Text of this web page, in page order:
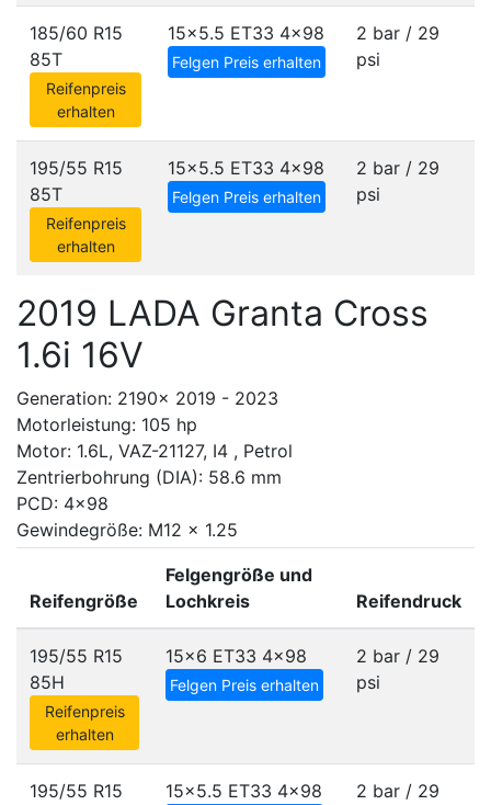
185/60 R15
85T
Reifenpreis
erhalten
15x5.5 ET33 4x98
Felgen Preis erhalten
2 bar / 29
psi
195/55 R15
85T
Reifenpreis
erhalten
15x5.5 ET33 4x98
Felgen Preis erhalten
2 bar / 29
psi
2019 LADA Granta Cross
1.6i 16V
Generation: 2190x 2019 - 2023
Motorleistung: 105 hp
Motor: 1.6L, VAZ-21127, I4 , Petrol
Zentrierbohrung (DIA): 58.6 mm
PCD: 4x98
Gewindegröße: M12 x 1.25
Reifengröße
Felgengröße und
Lochkreis
Reifendruck
195/55 R15
85H
Reifenpreis
erhalten
15x6 ET33 4x98
Felgen Preis erhalten
2 bar / 29
psi
195/55 R15
15x5.5 ET33 4x98
2 bar / 29